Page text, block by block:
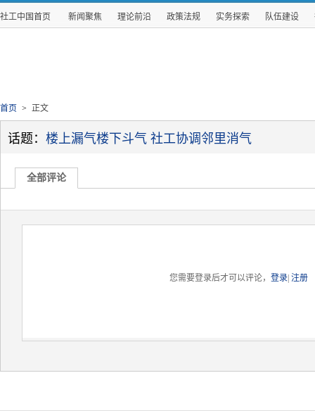
社工中国首页 新闻聚焦 理论前沿 政策法规 实务探索 队伍建设
首页 > 正文
话题： 楼上漏气楼下斗气 社工协调邻里消气
全部评论
您需要登录后才可以评论，登录 |注册